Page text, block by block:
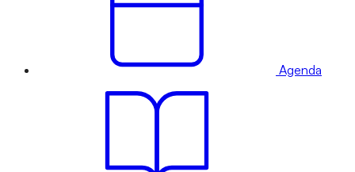
Agenda